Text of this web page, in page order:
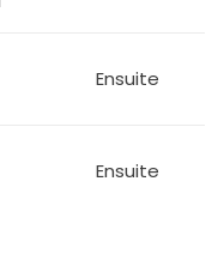
Ensuite
Ensuite